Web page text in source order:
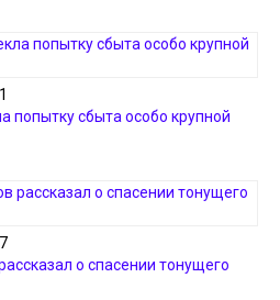
попытку сбыта особо крупной
о спасении тонущего